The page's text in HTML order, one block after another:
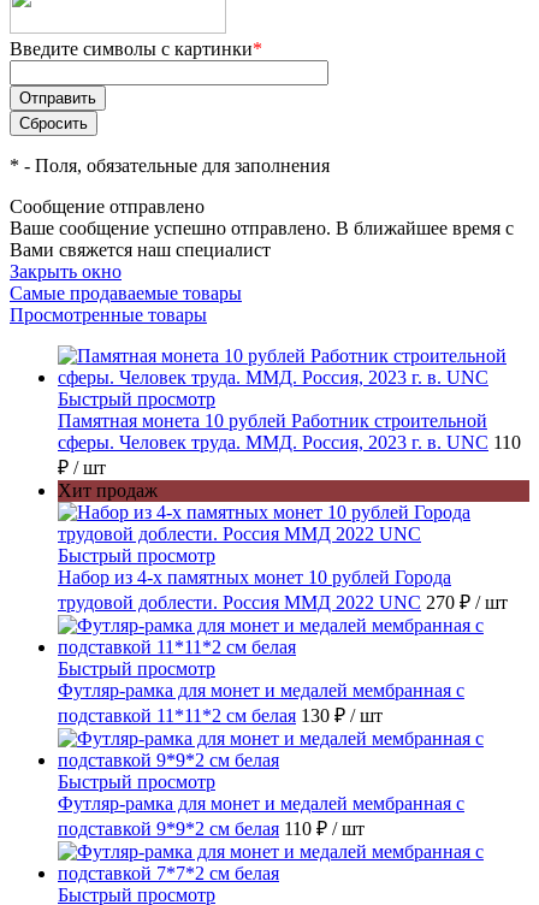
Введите символы с картинки*
* - Поля, обязательные для заполнения
Сообщение отправлено
Ваше сообщение успешно отправлено. В ближайшее время с
Вами свяжется наш специалист
Закрыть окно
Самые продаваемые товары
Просмотренные товары
Быстрый просмотр
Памятная монета 10 рублей Работник строительной
сферы. Человек труда. ММД. Россия, 2023 г. в. UNC 110
₽ / шт
Хит продаж
Быстрый просмотр
Набор из 4-х памятных монет 10 рублей Города
трудовой доблести. Россия ММД 2022 UNC 270 ₽ / шт
Быстрый просмотр
Футляр-рамка для монет и медалей мембранная с
подставкой 11*11*2 см белая 130 ₽ / шт
Быстрый просмотр
Футляр-рамка для монет и медалей мембранная с
подставкой 9*9*2 см белая 110 ₽ / шт
Быстрый просмотр